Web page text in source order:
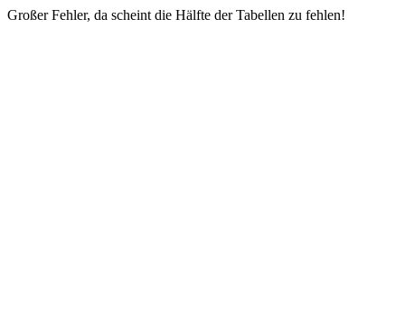
Großer Fehler, da scheint die Hälfte der Tabellen zu fehlen!